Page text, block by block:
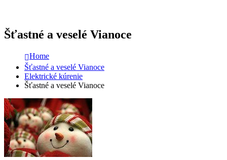
Šťastné a veselé Vianoce
Home
Šťastné a veselé Vianoce
Elektrické kúrenie
Šťastné a veselé Vianoce